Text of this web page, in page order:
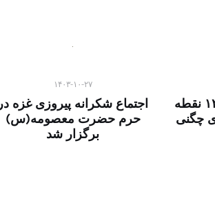
حذف و ایمن‌سازی ۱۲ نقطه
چگنی
۱۴۰۳-۱۰-۲۷
اجتماع شکرانه پیروزی غزه در
حرم حضرت معصومه(س)
برگزار شد